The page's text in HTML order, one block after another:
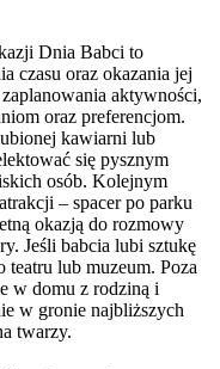
Dnia Babci to
czasu oraz okazania jej
aktywności,
oraz preferencjom.
kawiarni lub
się pysznym
osób. Kolejnym
– spacer po parku
okazją do rozmowy
Jeśli babcia lubi sztukę
lub muzeum. Poza
w domu z rodziną i
w gronie najbliższych
twarzy.